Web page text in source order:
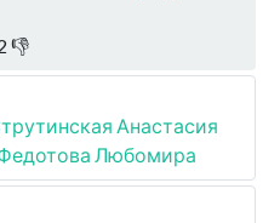
👎
Анастасия
Любомира